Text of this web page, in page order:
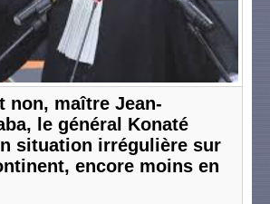
non, maître Jean-
le général Konaté
situation irrégulière sur
encore moins en